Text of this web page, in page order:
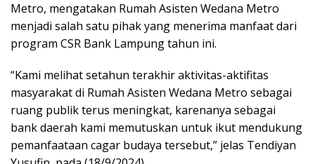
Metro, mengatakan Rumah Asisten Wedana Metro
menjadi salah satu pihak yang menerima manfaat dari
program CSR Bank Lampung tahun ini.
“Kami melihat setahun terakhir aktivitas-aktifitas
masyarakat di Rumah Asisten Wedana Metro sebagai
ruang publik terus meningkat, karenanya sebagai
bank daerah kami memutuskan untuk ikut mendukung
pemanfaataan cagar budaya tersebut,” jelas Tendiyan